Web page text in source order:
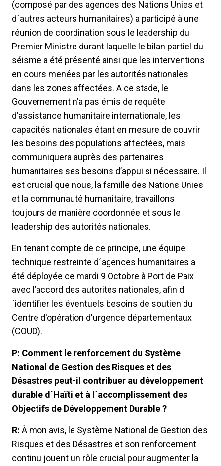
(composé par des agences des Nations Unies et
d´autres acteurs humanitaires) a participé à une
réunion de coordination sous le leadership du
Premier Ministre durant laquelle le bilan partiel du
séisme a été présenté ainsi que les interventions
en cours menées par les autorités nationales
dans les zones affectées. A ce stade, le
Gouvernement n’a pas émis de requête
d’assistance humanitaire internationale, les
capacités nationales étant en mesure de couvrir
les besoins des populations affectées, mais
communiquera auprès des partenaires
humanitaires ses besoins d’appui si nécessaire. Il
est crucial que nous, la famille des Nations Unies
et la communauté humanitaire, travaillons
toujours de manière coordonnée et sous le
leadership des autorités nationales.
En tenant compte de ce principe, une équipe
technique restreinte d´agences humanitaires a
été déployée ce mardi 9 Octobre à Port de Paix
avec l’accord des autorités nationales, afin d
´identifier les éventuels besoins de soutien du
Centre d'opération d'urgence départementaux
(COUD).
P: Comment le renforcement du Système
National de Gestion des Risques et des
Désastres peut-il contribuer au développement
durable d´Haïti et à l´accomplissement des
Objectifs de Développement Durable ?
R: À mon avis, le Système National de Gestion des
Risques et des Désastres et son renforcement
continu jouent un rôle crucial pour augmenter la